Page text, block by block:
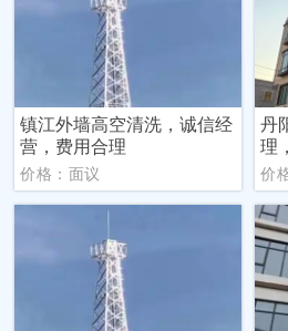
镇江外墙高空清洗，诚信经
营，费用合理
价格：面议
丹
理
价